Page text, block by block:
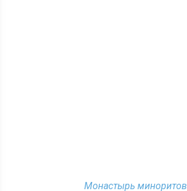
Монастырь миноритов